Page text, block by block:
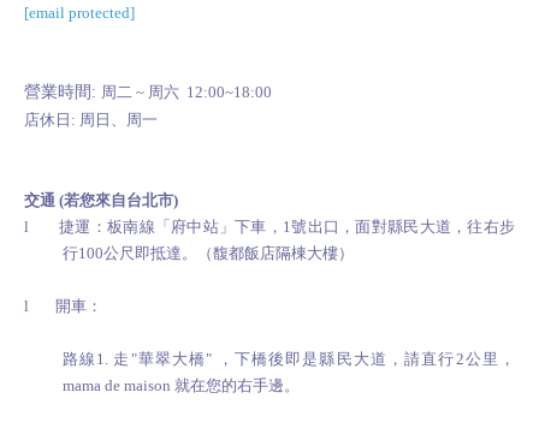
[email protected]
營業時間: 周二 ~ 周六 12:00~18:00
店休日: 周日 、 周一
交通 (若您來自台北市)
l
捷運：板南線「府中站」下車， 1號出口，面對縣民大道，往右步
行100公尺 即抵達。（馥都飯店隔棟大樓）
l
開車：
路線 1. 走 "華翠大橋" ，下橋後即是縣民大道，請直行2公里，
mama de maison 就在您的右手邊。